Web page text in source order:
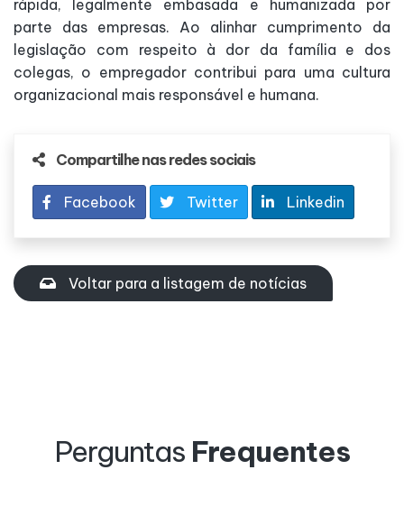
rápida, legalmente embasada e humanizada por
parte das empresas. Ao alinhar cumprimento da
legislação com respeito à dor da família e dos
colegas, o empregador contribui para uma cultura
organizacional mais responsável e humana.
Compartilhe nas redes sociais
Facebook Twitter Linkedin
Voltar para a listagem de notícias
Perguntas Frequentes